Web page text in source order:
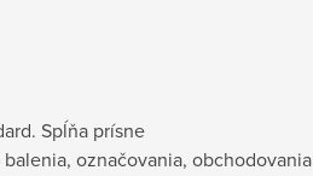
Spĺňa prísne
označovania, obchodovania